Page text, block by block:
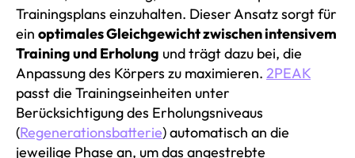
Trainingsplans einzuhalten. Dieser Ansatz sorgt für
ein optimales Gleichgewicht zwischen intensivem
Training und Erholung und trägt dazu bei, die
Anpassung des Körpers zu maximieren. 2PEAK
passt die Trainingseinheiten unter
Berücksichtigung des Erholungsniveaus
(Regenerationsbatterie) automatisch an die
jeweilige Phase an, um das angestrebte